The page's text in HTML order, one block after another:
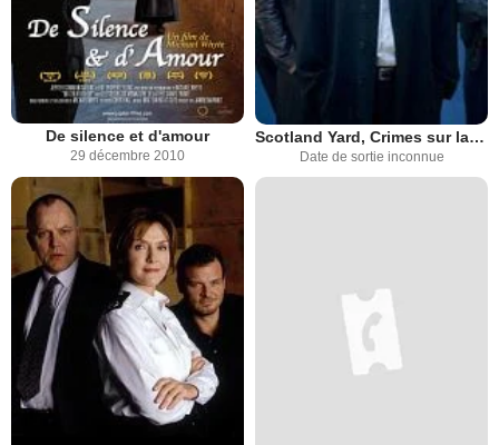
De silence et d'amour
29 décembre 2010
Scotland Yard, Crimes sur la Tamise
Date de sortie inconnue